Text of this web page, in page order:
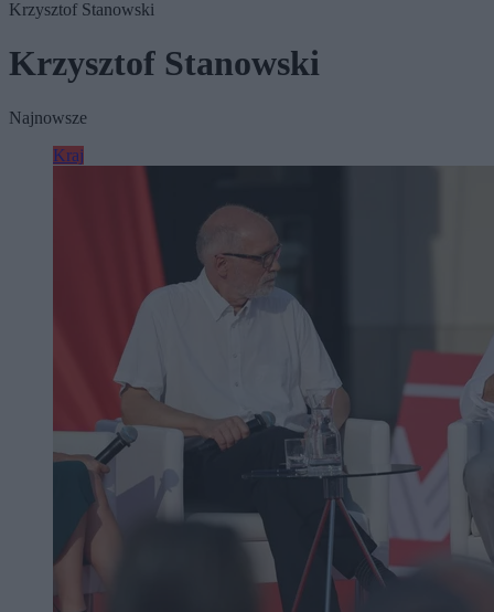
Krzysztof Stanowski
Krzysztof Stanowski
Najnowsze
Kraj